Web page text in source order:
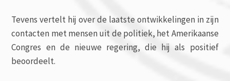
Tevens vertelt hij over de laatste ontwikkelingen in zijn
contacten met mensen uit de politiek, het Amerikaanse
Congres en de nieuwe regering, die hij als positief
beoordeelt.